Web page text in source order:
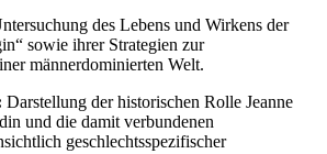
des Lebens und Wirkens der
sowie ihrer Strategien zur
männerdominierten Welt.
Darstellung der historischen Rolle Jeanne
und die damit verbundenen
geschlechtsspezifischer